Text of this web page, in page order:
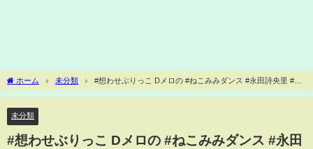
ホーム 未分類
#想わせぶりっこ Dメロの #ねこみみダンス #永田詩央里 #ノ
イミー #ねこみみ #絶対好きじゃん #絶対好きじゃんダンス #shorts
未分類
#想わせぶりっこ Dメロの #ねこみみダンス #永田